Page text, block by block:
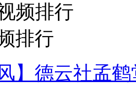
频排行
排行
】德云社孟